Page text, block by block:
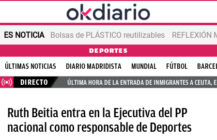
ES NOTICIA Bolsas de PLÁSTICO reutilizables REFLEXIÓN
DEPORTES
ÚLTIMAS NOTICIAS DIARIO MADRIDISTA MUNDIAL FÚTBOL
DIRECTO
ÚLTIMA HORA DE LA ENTRADA DE INMIGRANTES A CEUTA,
Ruth Beitia entra en la Ejecutiva del PP
nacional como responsable de Deportes